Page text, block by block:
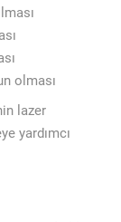
olması
lazer
yardımcı